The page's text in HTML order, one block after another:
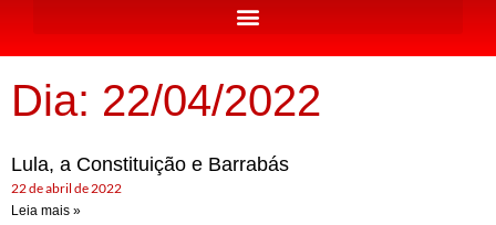
Dia: 22/04/2022
Lula, a Constituição e Barrabás
22 de abril de 2022
Leia mais »